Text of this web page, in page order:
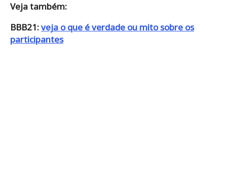
Veja também:
BBB21:veja o que é verdade ou mito sobre os
participantes